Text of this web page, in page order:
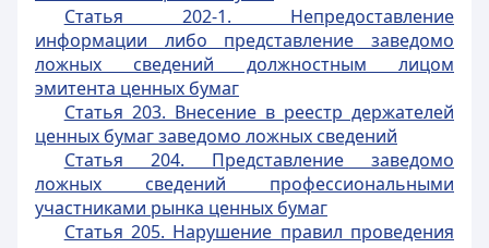
Статья 202-1. Непредоставление
информации либо представление заведомо
ложных сведений должностным лицом
эмитента ценных бумаг
Статья 203. Внесение в реестр держателей
ценных бумаг заведомо ложных сведений
Статья 204. Представление заведомо
ложных сведений профессиональными
участниками рынка ценных бумаг
Статья 205. Нарушение правил проведения